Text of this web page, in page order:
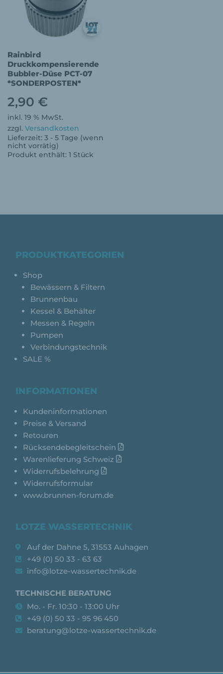
Rainbird
Druckkompensierende
Bubbler-Düse PCT-07
*SONDERPOSTEN*
2,90 €
inkl. 19 % MwSt.
zzgl. Versandkosten
Lieferzeit: 3 - 5 Tage (wenn
nicht vorrätig)
Produkt enthält: 1 Stück
PRODUKTKATEGORIEN
Shop
Bewässern & Filtern
Brunnenbau
Kessel & Behälter
Messen & Regeln
Pumpen
Verbindungstechnik
SALE %
INFORMATIONEN
Kundeninformationen
Preise & Versand
Retouren
Rücksendebegleitschein
Warenlieferung Schweiz
Widerrufsbelehrung
Widerrufsformular
www.brunnen-forum.de
LOTZE WASSERTECHNIK
Auf der Dahne 5, 31553 Auhagen
+49 (0) 50 33 - 63 63
info@lotze-wassertechnik.de
TECHNISCHE BERATUNG
Mo. - Fr. 10:30 - 13:00 Uhr
+49 (0) 50 33 - 95 96 450
beratung@lotze-wassertechnik.de